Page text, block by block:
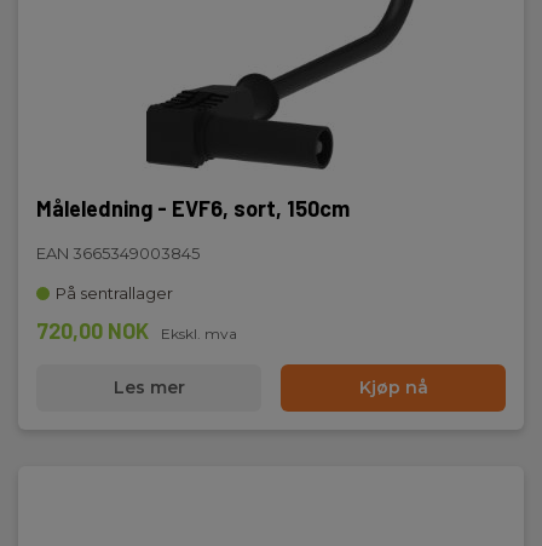
Måleledning - EVF6, sort, 150cm
EAN 3665349003845
På sentrallager
720,00 NOK Ekskl. mva
Les mer Kjøp nå